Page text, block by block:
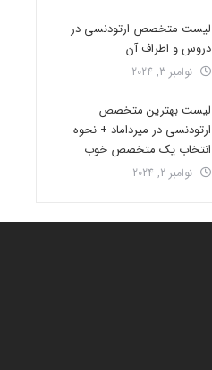
لیست متخصص ارتودنسی در
دروس و اطراف آن
نوامبر 3, 2024
لیست بهترین متخصص
ارتودنسی در میرداماد + نحوه
انتخاب یک متخصص خوب
نوامبر 2, 2024